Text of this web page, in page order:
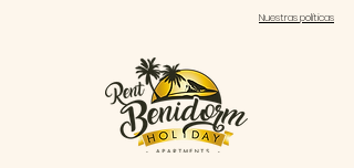
Nuestras políticas